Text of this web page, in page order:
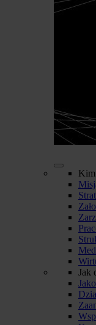
Kim
Jak